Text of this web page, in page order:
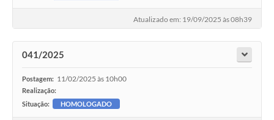
Atualizado em: 19/09/2025 às 08h39
041/2025
Postagem: 11/02/2025 às 10h00
Realização:
Situação:
HOMOLOGADO